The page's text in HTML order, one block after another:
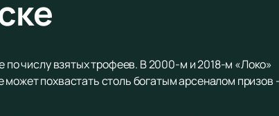
числу взятых трофеев. В 2000-м и 2018-м «Локо»
похвастать столь богатым арсеналом призов